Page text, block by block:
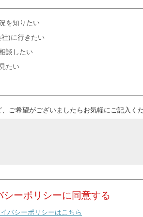
を知りたい
)に行きたい
談したい
たい
、ご希望がございましたらお気軽にご記入く
シーポリシーに同意する
バシーポリシーはこちら